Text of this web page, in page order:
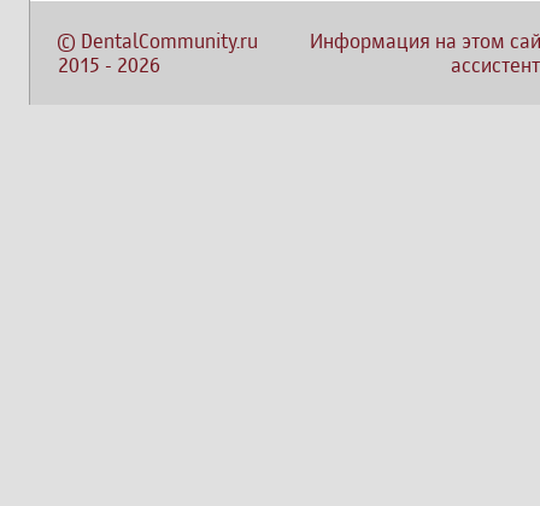
© DentalCommunity.ru
2015 - 2026
Информация на этом